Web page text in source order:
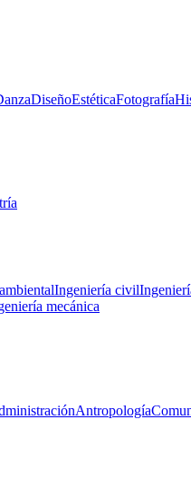
DiseñoEstéticaFotografía
Ingeniería civil
mecánica
Antropología